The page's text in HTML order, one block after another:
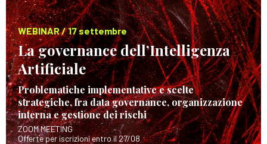
WEBINAR / 17 settembre
La governance dell’Intelligenza
Artificiale
Problematiche implementative e scelte
strategiche, fra data governance, organizzazione
interna e gestione dei rischi
ZOOM MEETING
Offerte per iscrizioni entro il 27/08